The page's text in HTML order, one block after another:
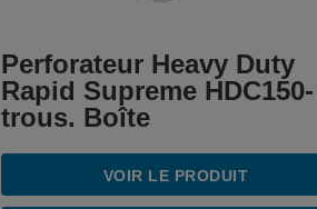
Perforateur Heavy Duty
Rapid Supreme
trous. Boîte
VOIR LE PRODUIT